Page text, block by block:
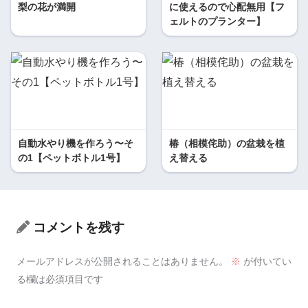
梨の花が満開
に使えるので心配無用【フ
ェルトのプランター】
自動水やり機を作ろう〜そ
の1【ペットボトル1号】
椿（相模侘助）の盆栽を植
え替える
コメントを残す
メールアドレスが公開されることはありません。 ※ が付いてい
る欄は必須項目です